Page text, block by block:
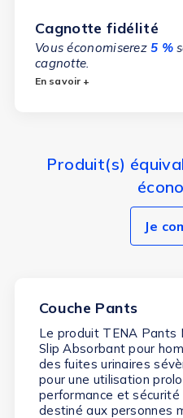
Cagnotte fidélité
Vous économiserez5 %
cagnotte.
En savoir +
Produit(s)
Je
Couche Pants
Le produit TENA Pants
Slip Absorbant pour
des fuites urinaires
pour une utilisation
performance et
destiné aux personnes